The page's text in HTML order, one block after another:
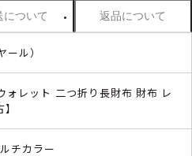
について 返品について
ール）
ォレット 二つ折り長財布 財布 レ
チカラー